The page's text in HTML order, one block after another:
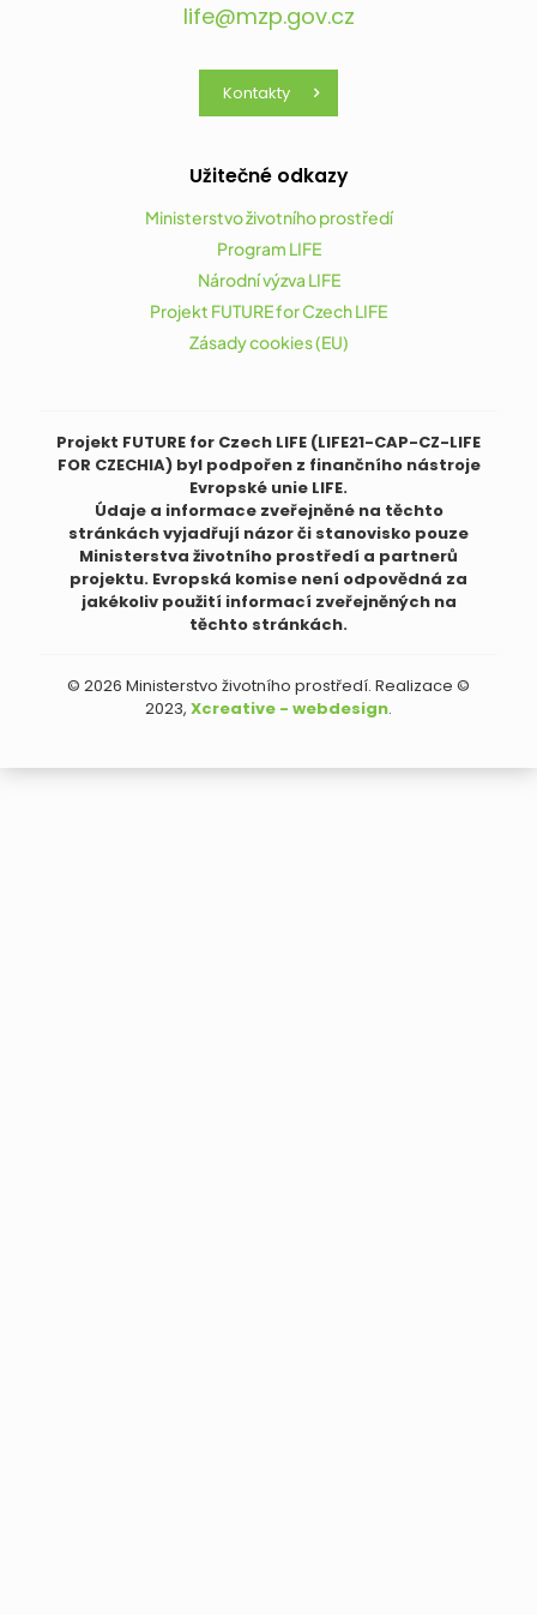
life@mzp.gov.cz
Kontakty
Užitečné odkazy
Ministerstvo životního prostředí
Program LIFE
Národní výzva LIFE
Projekt FUTURE for Czech LIFE
Zásady cookies (EU)
Projekt FUTURE for Czech LIFE (LIFE21-CAP-CZ-LIFE
FOR CZECHIA) byl podpořen z finančního nástroje
Evropské unie LIFE.
Údaje a informace zveřejněné na těchto
stránkách vyjadřují názor či stanovisko pouze
Ministerstva životního prostředí a partnerů
projektu. Evropská komise není odpovědná za
jakékoliv použití informací zveřejněných na
těchto stránkách.
© 2026 Ministerstvo životního prostředí. Realizace ©
2023, Xcreative - webdesign.